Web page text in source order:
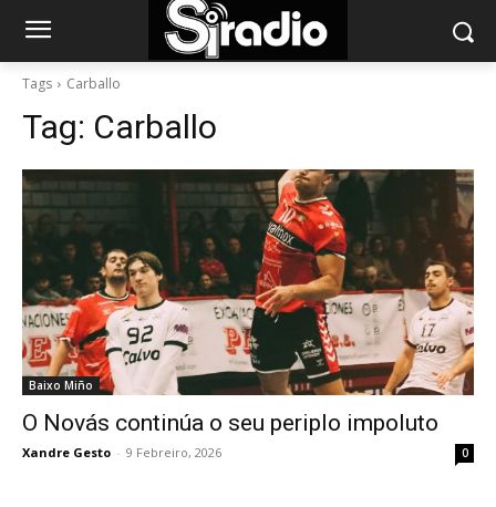
Tags Carballo
Tag: Carballo
Baixo Miño
O Novás continúa o seu periplo impoluto
Xandre Gesto - 9 Febreiro, 2026 0